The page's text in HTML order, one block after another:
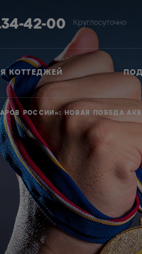
42-00 Круглосуточно
КОТТЕДЖЕЙ
РОССИИ»: НОВАЯ ПОБЕДА